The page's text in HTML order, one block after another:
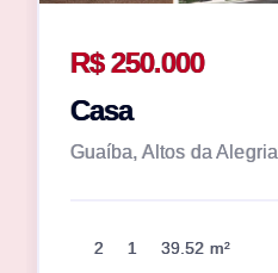
R$ 250.000
Casa
Guaíba, Altos da Alegria
2 1 39.52 m²